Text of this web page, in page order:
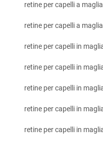
retine per capelli a
retine per capelli a
retine per capelli in
retine per capelli in
retine per capelli in
retine per capelli in
retine per capelli in